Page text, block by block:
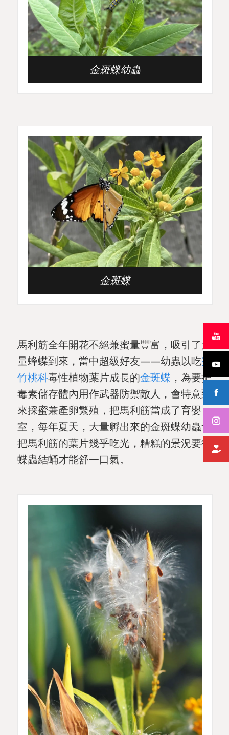
金斑蝶幼蟲
金斑蝶
馬利筋全年開花不絕兼蜜量豐富，吸引了大
量蜂蝶到來，當中超級好友——幼蟲以吃夾
竹桃科毒性植物葉片成長的金斑蝶 ，為要把
毒素儲存體內用作武器防禦敵人，會特意到
來採蜜兼產卵繁殖，把馬利筋當成了育嬰
室，每年夏天，大量孵出來的金斑蝶幼蟲會
把馬利筋的葉片幾乎吃光，糟糕的景況要待
蝶蟲結蛹才能舒一口氣。